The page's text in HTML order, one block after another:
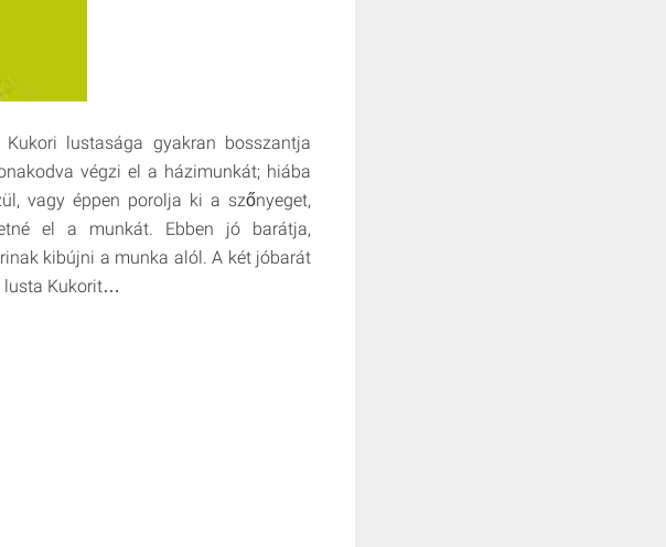
lustasága gyakran bosszantja
végzi el a házimunkát; hiába
vagy éppen porolja ki a szőnyeget,
el a munkát. Ebben jó barátja,
kibújni a munka alól. A két jóbarát
lusta Kukorit…